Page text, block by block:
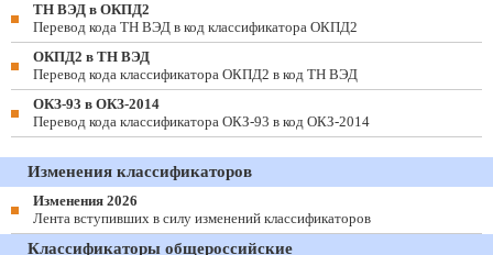
ТН ВЭД в ОКПД2
Перевод кода ТН ВЭД в код классификатора ОКПД2
ОКПД2 в ТН ВЭД
Перевод кода классификатора ОКПД2 в код ТН ВЭД
ОКЗ-93 в ОКЗ-2014
Перевод кода классификатора ОКЗ-93 в код ОКЗ-2014
Изменения классификаторов
Изменения 2026
Лента вступивших в силу изменений классификаторов
Классификаторы общероссийские